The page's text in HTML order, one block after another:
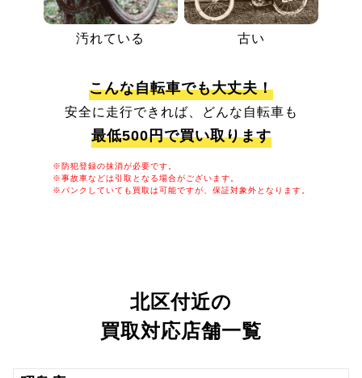
汚れている 古い
こんな自転車でも大丈夫！
安全に走行できれば、どんな自転車も
最低500円で買い取ります
※防犯登録の抹消が必要です。
※事故車などは引取となる場合がございます。
※パンクしていても買取は可能ですが、保証対象外となります。
北区付近の
買取対応店舗一覧